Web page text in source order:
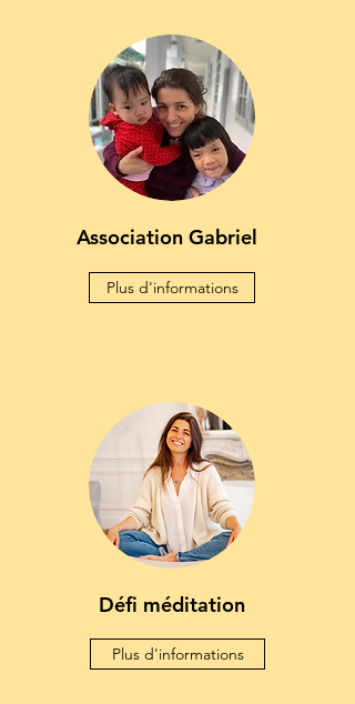
Association Gabriel
Plus d'informations
Défi méditation
Plus d'informations